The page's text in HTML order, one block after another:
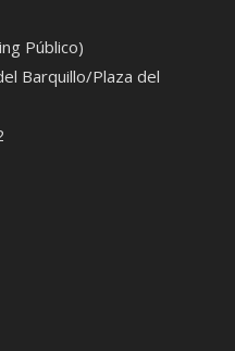
Público)
Barquillo/Plaza del